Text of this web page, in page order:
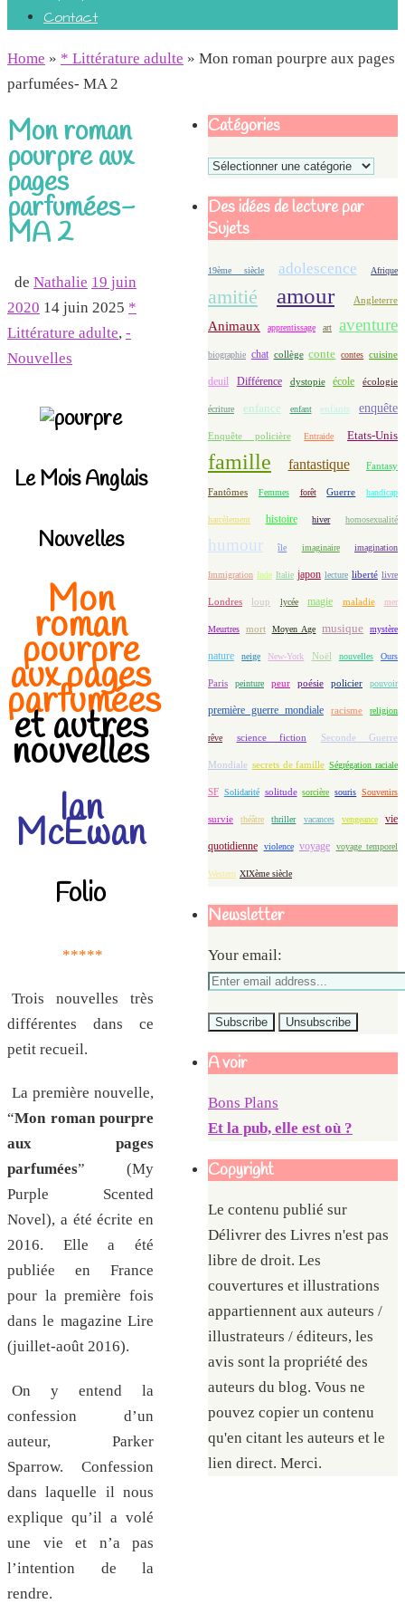
Contact
Home » * Littérature adulte » Mon roman pourpre aux pages
parfumées- MA 2
Mon roman
pourpre aux
pages
parfumées-
MA 2
de Nathalie 19 juin
2020 14 juin 2025 *
Littérature adulte, -
Nouvelles
Le Mois Anglais
Nouvelles
Mon
roman
pourpre
aux pages
parfumées
et autres
nouvelles
Ian
McEwan
Folio
*****
Trois nouvelles très
différentes dans ce
petit recueil.
La première nouvelle,
“Mon roman pourpre
aux pages
parfumées” (My
Purple Scented
Novel), a été écrite en
2016. Elle a été
publiée en France
pour la première fois
dans le magazine Lire
(juillet-août 2016).
On y entend la
confession d’un
auteur, Parker
Sparrow. Confession
dans laquelle il nous
explique qu’il a volé
une vie et n’a pas
l’intention de la
rendre.
Catégories
Catégories
Des idées de lecture par
Sujets
19ème siècle adolescence Afrique
amitié amour Angleterre
Animaux apprentissage art aventure
biographie chat collège conte contes cuisine
deuil Différence dystopie école écologie
écriture enfance enfant enfants enquête
Enquête policière Entraide Etats-Unis
famille fantastique Fantasy
Fantômes Femmes forêt Guerre handicap
harcèlement histoire hiver homosexualité
humour île imaginaire imagination
Immigration Inde Italie japon lecture liberté livre
Londres loup lycée magie maladie mer
Meurtres mort Moyen Age musique mystère
nature neige New-York Noël nouvelles Ours
Paris peinture peur poésie policier pouvoir
première guerre mondiale racisme religion
rêve science fiction Seconde Guerre
Mondiale secrets de famille Ségrégation raciale
SF Solidarité solitude sorcière souris Souvenirs
survie théâtre thriller vacances vengeance vie
quotidienne violence voyage voyage temporel
Western XIXème siècle
Newsletter
Your email:
A voir
Bons Plans
Et la pub, elle est où ?
Copyright
Le contenu publié sur
Délivrer des Livres n'est pas
libre de droit. Les
couvertures et illustrations
appartiennent aux auteurs /
illustrateurs / éditeurs, les
avis sont la propriété des
auteurs du blog. Vous ne
pouvez copier un contenu
qu'en citant les auteurs et le
lien direct. Merci.